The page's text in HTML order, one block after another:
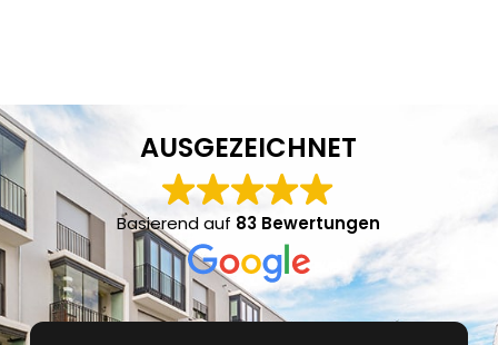
AUSGEZEICHNET
Basierend auf 83 Bewertungen